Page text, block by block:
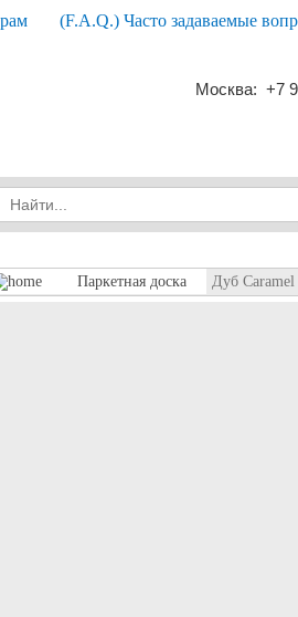
(F.A.Q.) Часто задаваемые
Москва: +7
Паркетная доска Дуб Caramel